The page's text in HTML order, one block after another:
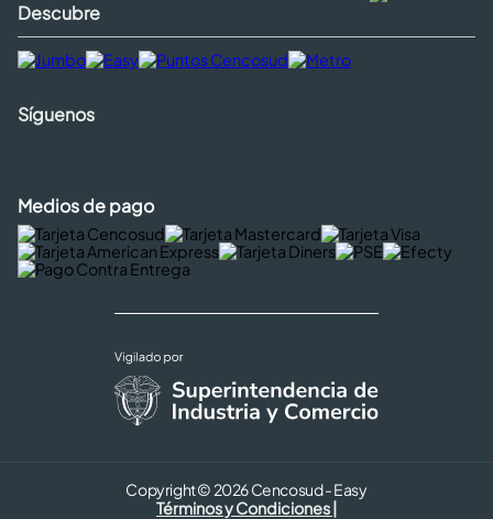
Descubre
Síguenos
Medios de pago
Copyright © 2026 Cencosud - Easy
Términos y Condiciones |